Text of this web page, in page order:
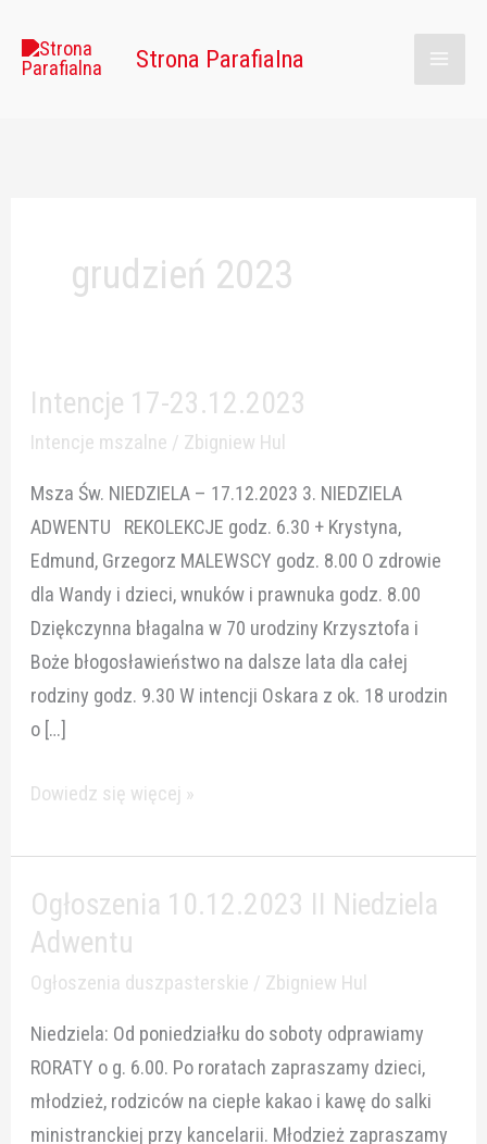
Strona Parafialna
Main
grudzień 2023
Intencje 17-23.12.2023
Intencje mszalne / Zbigniew Hul
Msza Św. NIEDZIELA – 17.12.2023 3. NIEDZIELA
ADWENTU REKOLEKCJE godz. 6.30 + Krystyna,
Edmund, Grzegorz MALEWSCY godz. 8.00 O zdrowie
dla Wandy i dzieci, wnuków i prawnuka godz. 8.00
Dziękczynna błagalna w 70 urodziny Krzysztofa i
Boże błogosławieństwo na dalsze lata dla całej
rodziny godz. 9.30 W intencji Oskara z ok. 18 urodzin
o […]
Intencje
17-
Dowiedz się więcej »
Ogłoszenia 10.12.2023 II Niedziela
Adwentu
Ogłoszenia duszpasterskie / Zbigniew Hul
Niedziela: Od poniedziałku do soboty odprawiamy
RORATY o g. 6.00. Po roratach zapraszamy dzieci,
młodzież, rodziców na ciepłe kakao i kawę do salki
ministranckiej przy kancelarii. Młodzież zapraszamy
Ogłoszenia
10.12.2023
Adwentu